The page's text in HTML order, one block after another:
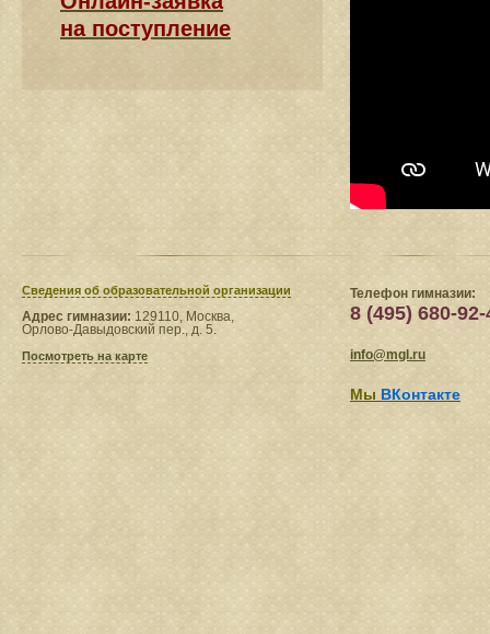
на поступление
Сведения​ об образовательной организации
Адрес гимназии: 129110, Москва,
Орлово-Давыдовский пер., д. 5.
Посмотреть на карте
Телефон гимназии:
8 (495) 680-92-
info@mgl.ru
Мы ВКонтакте